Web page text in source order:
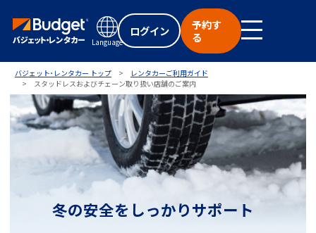
Language
ログイン
予約す
る
バジェット･レンタカー トップ
レンタカーご利用ガイド
スタッドレスおよびチェーン取り扱い店舗のご案内
冬の安全をしっかりサポート